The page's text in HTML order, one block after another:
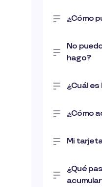
¿Cómo
No
hago?
¿Cuál es
¿Cómo
Mi
¿Qué